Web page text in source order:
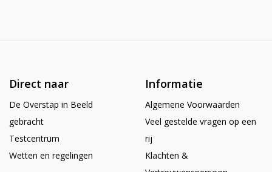
Direct naar
De Overstap in Beeld
gebracht
Testcentrum
Wetten en regelingen
Informatie
Algemene Voorwaarden
Veel gestelde vragen op een
rij
Klachten &